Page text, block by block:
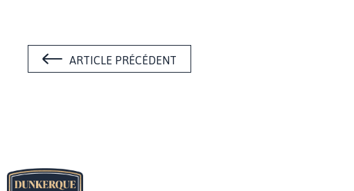
ARTICLE PRÉCÉDENT